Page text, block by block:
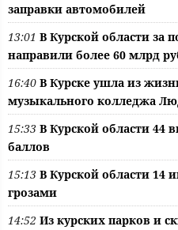
заправки автомобилей
13:01 В Курской области за
направили более 60 млрд
16:40 В Курске ушла из
музыкального колледжа
15:33 В Курской области 44
баллов
15:13 В Курской области 14
грозами
14:52 Из курских парков и